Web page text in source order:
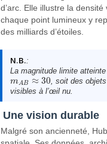
d’arc. Elle illustre la
chaque point lumineux y
des milliards d’étoiles.
N.B.:
La magnitude limite
mAB ≈ 30
mAB≈ 30
, soit des
visibles à l’œil nu.
Une vision durable
Malgré son ancienneté,